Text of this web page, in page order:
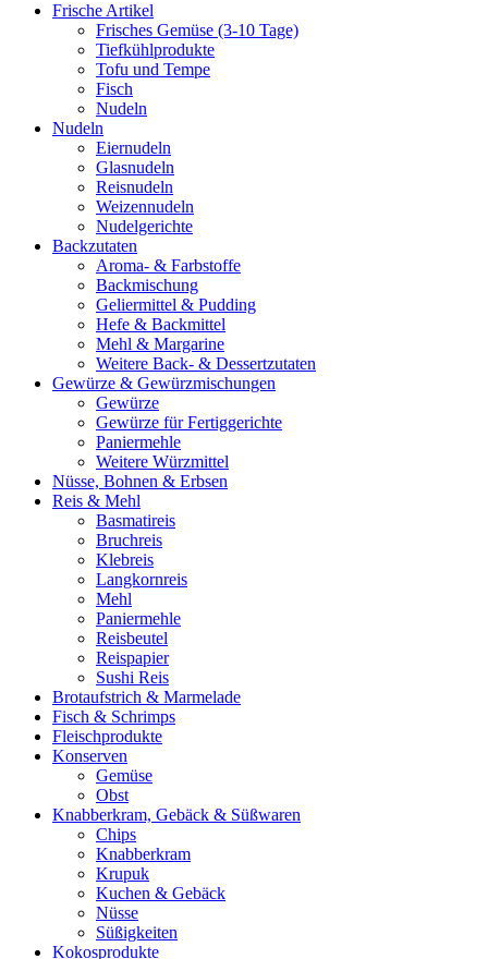
Frische Artikel
Frisches Gemüse (3-10 Tage)
Tiefkühlprodukte
Tofu und Tempe
Fisch
Nudeln
Nudeln
Eiernudeln
Glasnudeln
Reisnudeln
Weizennudeln
Nudelgerichte
Backzutaten
Aroma- & Farbstoffe
Backmischung
Geliermittel & Pudding
Hefe & Backmittel
Mehl & Margarine
Weitere Back- & Dessertzutaten
Gewürze & Gewürzmischungen
Gewürze
Gewürze für Fertiggerichte
Paniermehle
Weitere Würzmittel
Nüsse, Bohnen & Erbsen
Reis & Mehl
Basmatireis
Bruchreis
Klebreis
Langkornreis
Mehl
Paniermehle
Reisbeutel
Reispapier
Sushi Reis
Brotaufstrich & Marmelade
Fisch & Schrimps
Fleischprodukte
Konserven
Gemüse
Obst
Knabberkram, Gebäck & Süßwaren
Chips
Knabberkram
Krupuk
Kuchen & Gebäck
Nüsse
Süßigkeiten
Kokosprodukte